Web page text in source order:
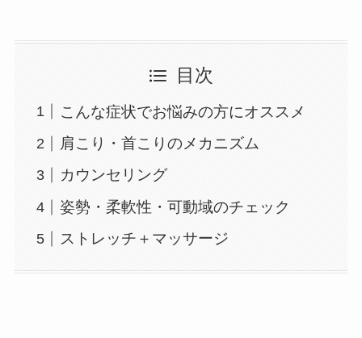
目次
こんな症状でお悩みの方にオススメ
肩こり・首こりのメカニズム
カウンセリング
姿勢・柔軟性・可動域のチェック
ストレッチ＋マッサージ